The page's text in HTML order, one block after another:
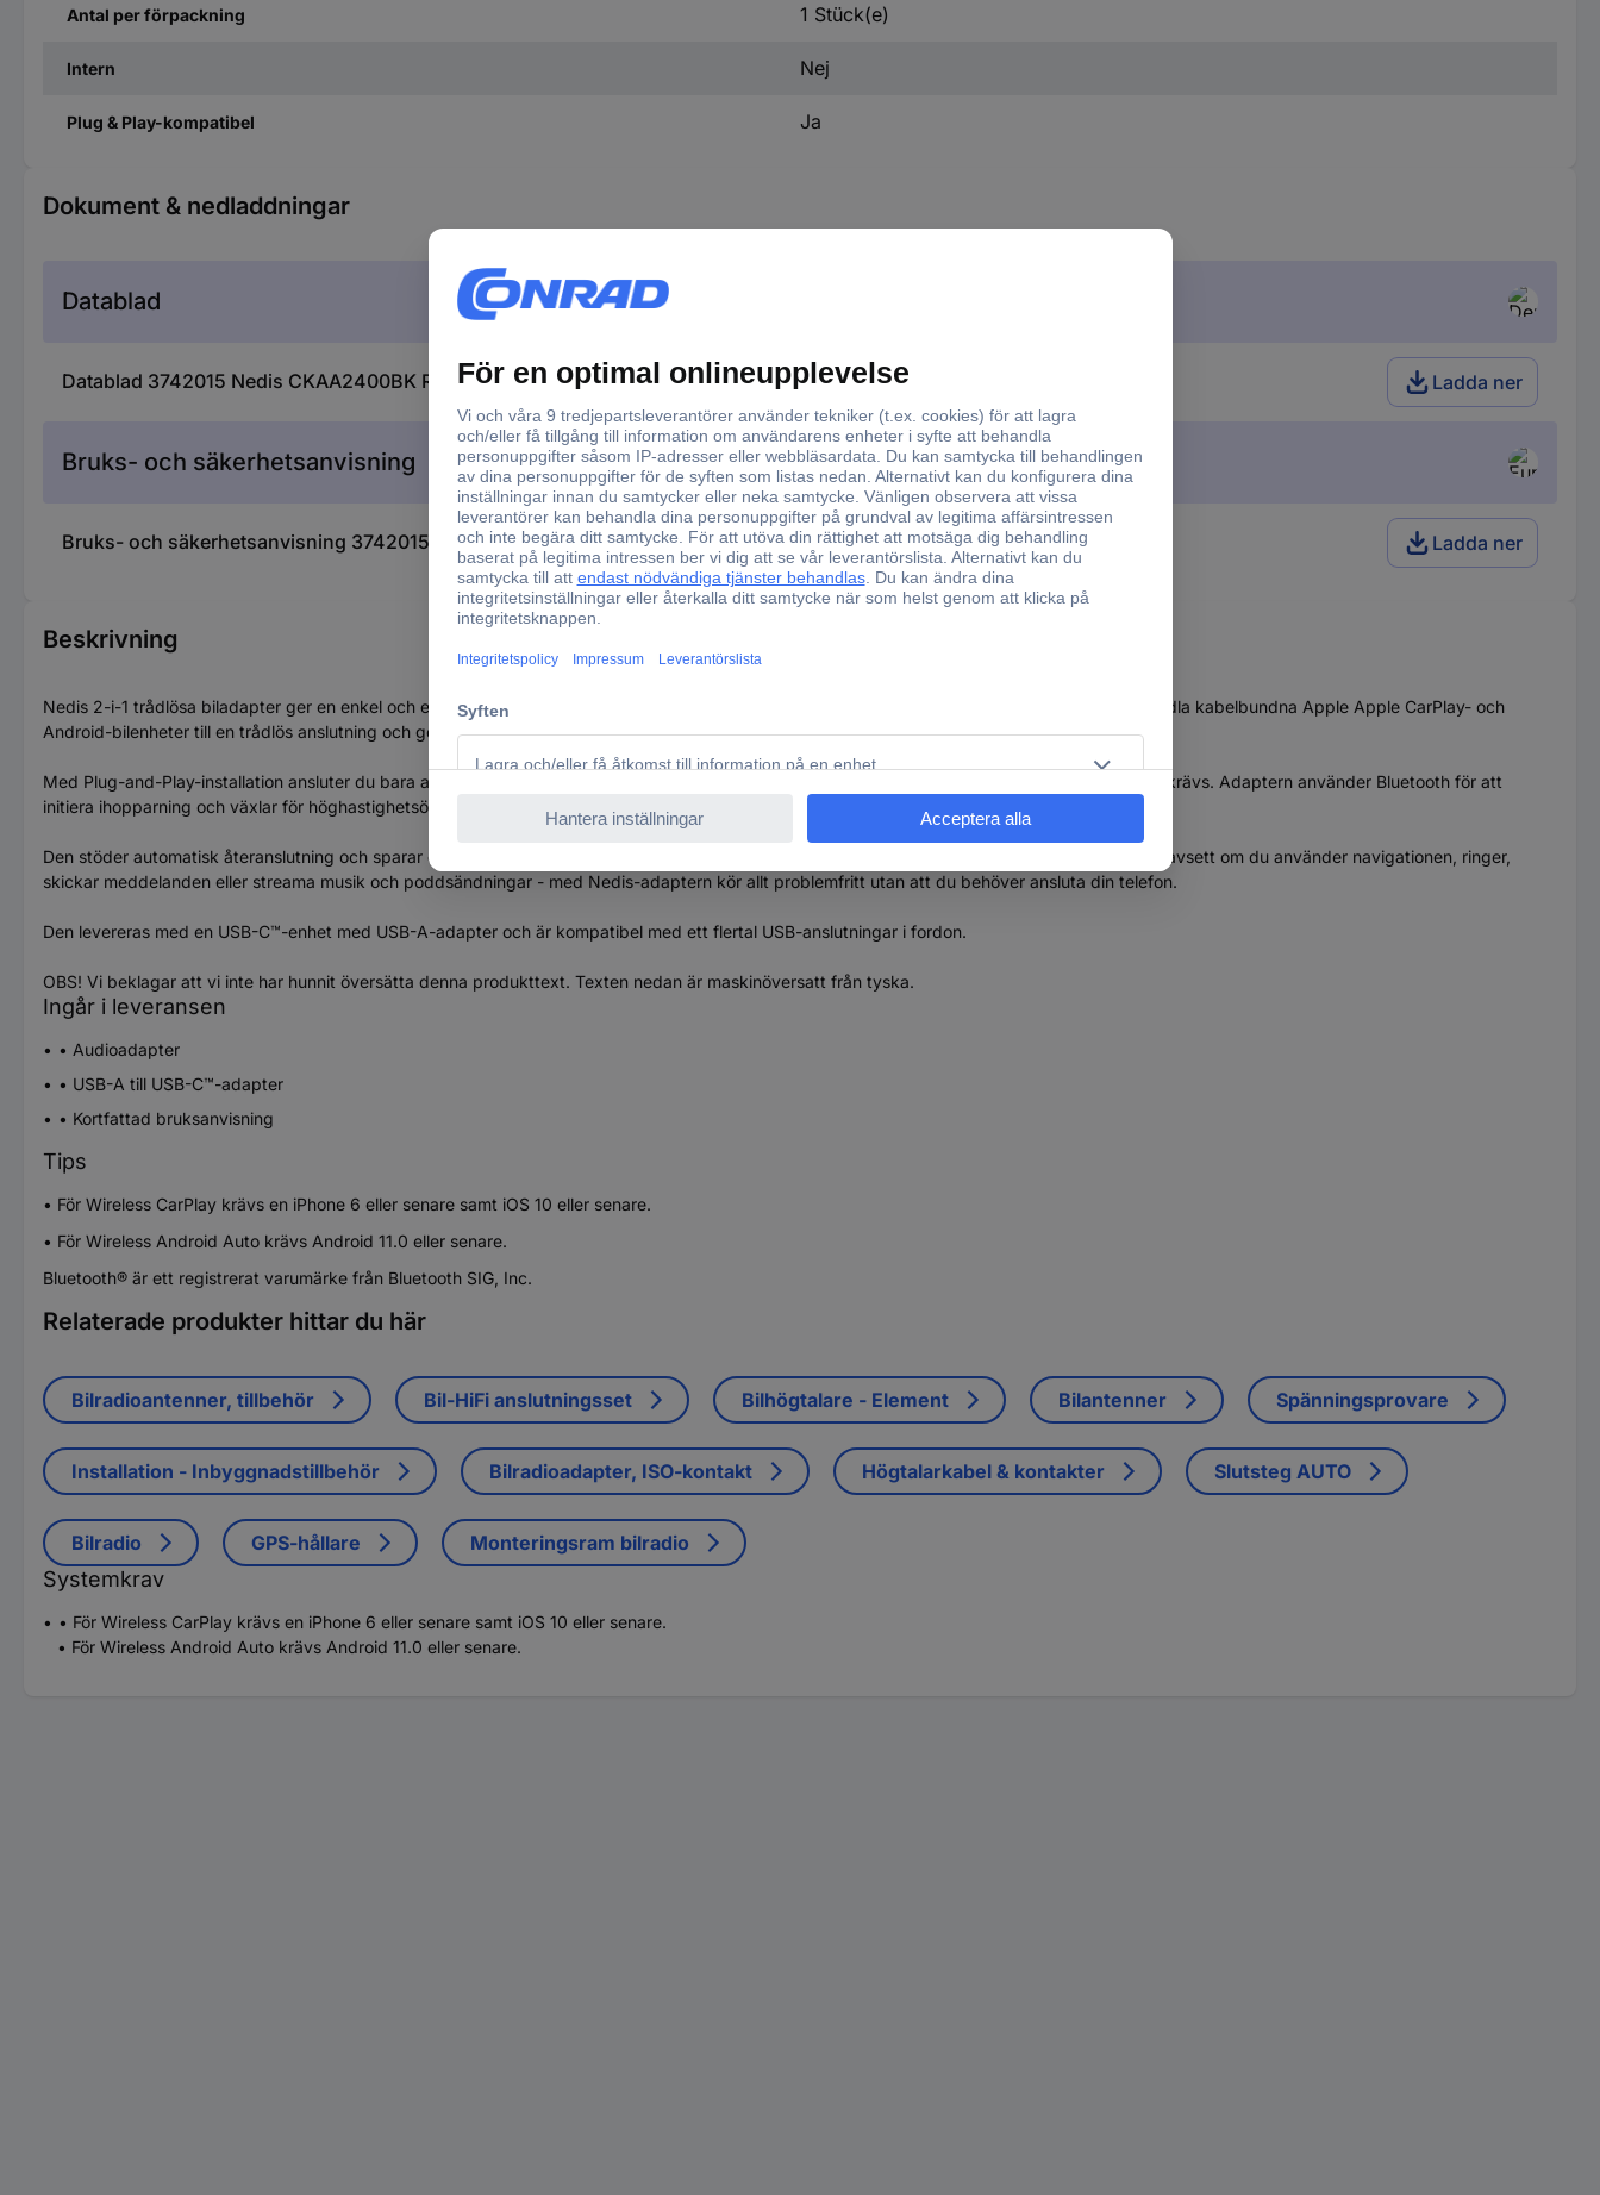
Antal per förpackning 1 Stück(e)
Intern Nej
Plug & Play-kompatibel Ja
Dokument & nedladdningar
Datablad
Datablad 3742015 Nedis CKAA2400BK Radioanslutningskabel Ladda ner
Bruks- och säkerhetsanvisning
Bruks- och säkerhetsanvisning 3742015 Nedis CKAA2400BK Radioanslutningskabel Ladda ner
Beskrivning
Nedis 2-i-1 trådlösa biladapter ger en enkel och effektiv möjlighet att utrusta ditt fordons infotainment-System. Den har utvecklats för att omvandla kabelbundna Apple Apple CarPlay- och
Android-bilenheter till en trådlös anslutning och ger dig en smidig, trådlös upplevelse vid varje körning.
Med Plug-and-Play-installation ansluter du bara adaptern till den befintliga USB-porten på din bil - inga verktyg eller en komplicerad installation krävs. Adaptern använder Bluetooth för att
initiera ihopparning och växlar för höghastighetsöverföring till Wi-Fi för att säkerställa oavbruten åtkomst till dina favoritappar.
Den stöder automatisk återanslutning och sparar de två sista ihopkopplade enheterna, så att den automatiskt ansluter sig när du startar bilen. Oavsett om du använder navigationen, ringer,
skickar meddelanden eller streama musik och poddsändningar - med Nedis-adaptern kör allt problemfritt utan att du behöver ansluta din telefon.
Den levereras med en USB-C™-enhet med USB-A-adapter och är kompatibel med ett flertal USB-anslutningar i fordon.
OBS! Vi beklagar att vi inte har hunnit översätta denna produkttext. Texten nedan är maskinöversatt från tyska.
Ingår i leveransen
• Audioadapter
• USB-A till USB-C™-adapter
• Kortfattad bruksanvisning
Tips
• För Wireless CarPlay krävs en iPhone 6 eller senare samt iOS 10 eller senare.
• För Wireless Android Auto krävs Android 11.0 eller senare.
Bluetooth® är ett registrerat varumärke från Bluetooth SIG, Inc.
Relaterade produkter hittar du här
Bilradioantenner, tillbehör Bil-HiFi anslutningsset Bilhögtalare - Element Bilantenner Spänningsprovare
Installation - Inbyggnadstillbehör Bilradioadapter, ISO-kontakt Högtalarkabel & kontakter Slutsteg AUTO
Bilradio GPS-hållare Monteringsram bilradio
Systemkrav
• För Wireless CarPlay krävs en iPhone 6 eller senare samt iOS 10 eller senare.
• För Wireless Android Auto krävs Android 11.0 eller senare.